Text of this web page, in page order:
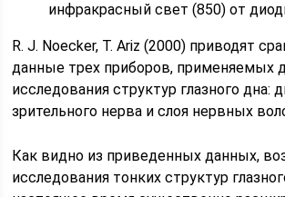
инфракрасный свет (850) от
R. J. Noecker, Т. Ariz (2000) приводят
данные трех приборов, применяемых
исследования структур глазного дна:
зрительного нерва и слоя нервных
Как видно из приведенных данных,
исследования тонких структур